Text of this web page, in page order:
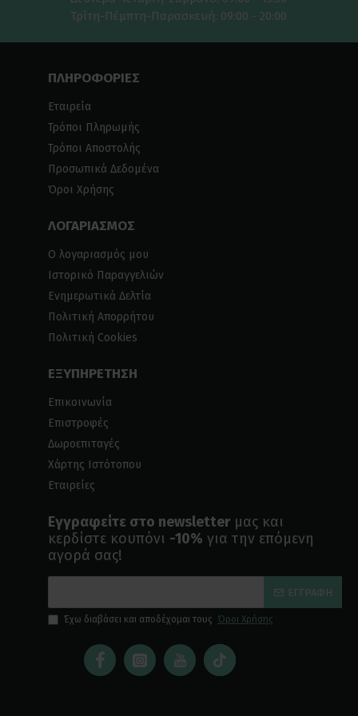
Τρίτη-Πέμπτη-Παρασκευή: 09:00 - 20:00
ΠΛΗΡΟΦΟΡΙΕΣ
Εταιρεία
Τρόποι Πληρωμής
Τρόποι Αποστολής
Προσωπικά Δεδομένα
Όροι Χρήσης
ΛΟΓΑΡΙΑΣΜΟΣ
Ο λογαριασμός μου
Ιστορικό Παραγγελιών
Ενημερωτικά Δελτία
Πολιτική Απορρήτου
Πολιτική Cookies
ΕΞΥΠΗΡΕΤΗΣΗ
Επικοινωνία
Επιστροφές
Δωροεπιταγές
Χάρτης Ιστότοπου
Εταιρείες
Εγγραφείτε στο newsletter μας και
κερδίστε κουπόνι -10% για την επόμενη
αγορά σας!
ΕΓΓΡΑΦΉ
Έχω διαβάσει και αποδέχομαι τους Όροι Χρήσης